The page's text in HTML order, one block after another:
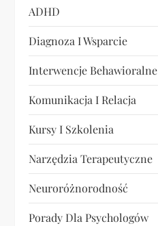
u
ADHD
Diagnoza I Wsparcie
Interwencje Behawioralne
Komunikacja I Relacja
Kursy I Szkolenia
Narzędzia Terapeutyczne
Neuroróżnorodność
Porady Dla Psychologów